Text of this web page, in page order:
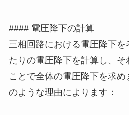
#### 電圧降下の計算
三相回路における電圧降下
たりの電圧降下を計算し、
ことで全体の電圧降下を求
のような理由によります：